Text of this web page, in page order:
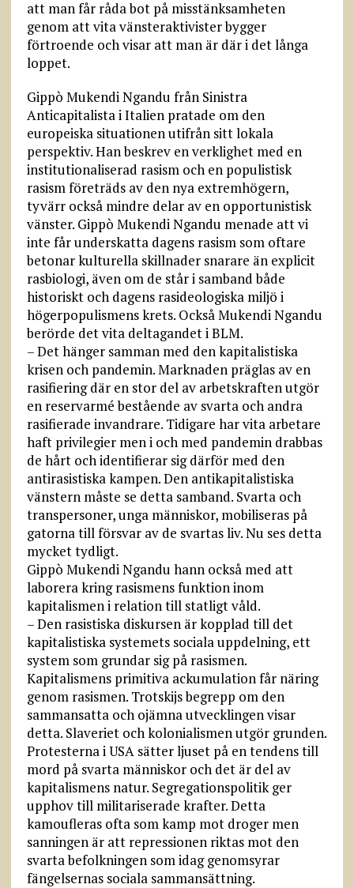
att man får råda bot på misstänksamheten
genom att vita vänsteraktivister bygger
förtroende och visar att man är där i det långa
loppet.
Gippò Mukendi Ngandu från Sinistra
Anticapitalista i Italien pratade om den
europeiska situationen utifrån sitt lokala
perspektiv. Han beskrev en verklighet med en
institutionaliserad rasism och en populistisk
rasism företräds av den nya extremhögern,
tyvärr också mindre delar av en opportunistisk
vänster. Gippò Mukendi Ngandu menade att vi
inte får underskatta dagens rasism som oftare
betonar kulturella skillnader snarare än explicit
rasbiologi, även om de står i samband både
historiskt och dagens rasideologiska miljö i
högerpopulismens krets. Också Mukendi Ngandu
berörde det vita deltagandet i BLM.
– Det hänger samman med den kapitalistiska
krisen och pandemin. Marknaden präglas av en
rasifiering där en stor del av arbetskraften utgör
en reservarmé bestående av svarta och andra
rasifierade invandrare. Tidigare har vita arbetare
haft privilegier men i och med pandemin drabbas
de hårt och identifierar sig därför med den
antirasistiska kampen. Den antikapitalistiska
vänstern måste se detta samband. Svarta och
transpersoner, unga människor, mobiliseras på
gatorna till försvar av de svartas liv. Nu ses detta
mycket tydligt.
Gippò Mukendi Ngandu hann också med att
laborera kring rasismens funktion inom
kapitalismen i relation till statligt våld.
– Den rasistiska diskursen är kopplad till det
kapitalistiska systemets sociala uppdelning, ett
system som grundar sig på rasismen.
Kapitalismens primitiva ackumulation får näring
genom rasismen. Trotskijs begrepp om den
sammansatta och ojämna utvecklingen visar
detta. Slaveriet och kolonialismen utgör grunden.
Protesterna i USA sätter ljuset på en tendens till
mord på svarta människor och det är del av
kapitalismens natur. Segregationspolitik ger
upphov till militariserade krafter. Detta
kamoufleras ofta som kamp mot droger men
sanningen är att repressionen riktas mot den
svarta befolkningen som idag genomsyrar
fängelsernas sociala sammansättning.